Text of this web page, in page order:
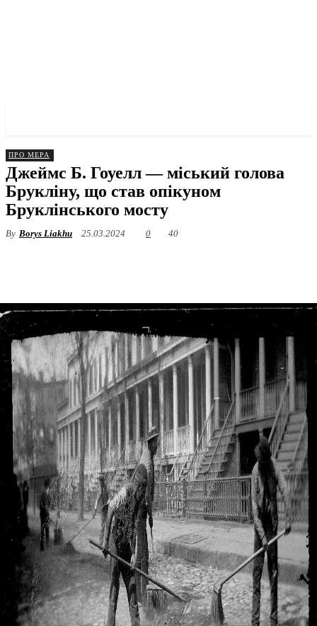
ПРО МЕРА
Джеймс Б. Гоуелл — міський голова
Брукліну, що став опікуном
Бруклінського мосту
By Borys Liakhu 25.03.2024 0 40